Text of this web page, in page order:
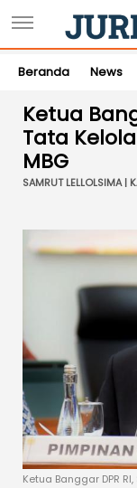
Beranda News
Ketua
Tata
MBG
SAMRUT LELLOLSIMA
Ketua Banggar DPR